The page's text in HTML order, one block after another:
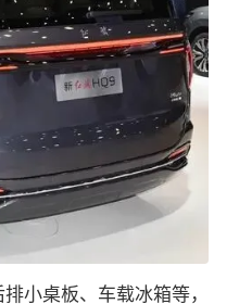
小桌板、车载冰箱等，